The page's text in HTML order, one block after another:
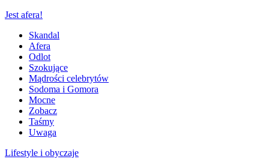
Jest afera!
Skandal
Afera
Odlot
Szokujące
Mądrości celebrytów
Sodoma i Gomora
Mocne
Zobacz
Taśmy
Uwaga
Lifestyle i obyczaje